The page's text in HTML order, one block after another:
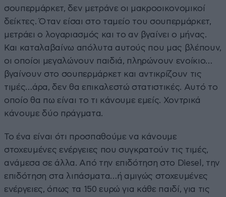
σουπερμάρκετ, δεν μετράνε οι μακροοικονομικοί
δείκτες. Όταν είσαι στο ταμείο του σουπερμάρκετ,
μετράει ο λογαριασμός και το αν βγαίνει ο μήνας.
Και καταλαβαίνω απόλυτα αυτούς που μας βλέπουν,
οι οποίοι μεγαλώνουν παιδιά, πληρώνουν ενοίκιο…
βγαίνουν στο σουπερμάρκετ και αντικρίζουν τις
τιμές…άρα, δεν θα επικαλεστώ στατιστικές. Αυτό το
οποίο θα πω είναι το τι κάνουμε εμείς. Χοντρικά
κάνουμε δύο πράγματα.
Το ένα είναι ότι προσπαθούμε να κάνουμε
στοχευμένες ενέργειες που συγκρατούν τις τιμές,
ανάμεσα σε άλλα. Από την επιδότηση στο Diesel, την
επιδότηση στα λιπάσματα…ή αμιγώς στοχευμένες
ενέργειες, όπως τα 150 ευρώ για κάθε παιδί, για τις